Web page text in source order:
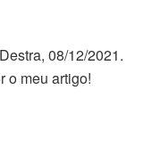
08/12/2021.
o meu artigo!